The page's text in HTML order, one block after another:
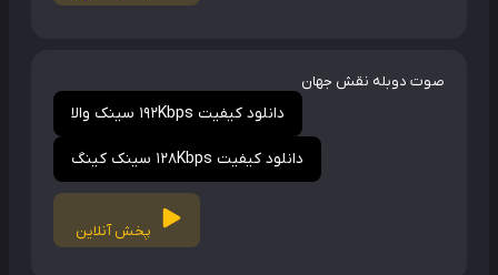
صوت دوبله نقش جهان
دانلود کیفیت 192Kbps سینک والا
دانلود کیفیت 128Kbps سینک کینگ
پخش آنلاین